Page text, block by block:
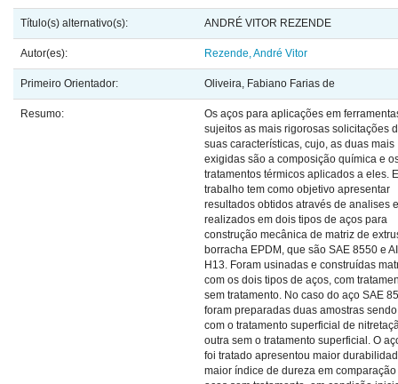
Título(s) alternativo(s): ANDRÉ VITOR REZENDE
Autor(es): Rezende, André Vitor
Primeiro Orientador: Oliveira, Fabiano Farias de
Resumo:
Os aços para aplicações em
sujeitos as mais rigorosas solicitações
suas características, cujo, as duas mais
exigidas são a composição química e
tratamentos térmicos aplicados a eles.
trabalho tem como objetivo apresentar
resultados obtidos através de analises
realizados em dois tipos de aços para
construção mecânica de matriz de
borracha EPDM, que são SAE 8550 e
H13. Foram usinadas e construídas
com os dois tipos de aços, com
sem tratamento. No caso do aço SAE
foram preparadas duas amostras
com o tratamento superficial de
outra sem o tratamento superficial. O
foi tratado apresentou maior
maior índice de dureza em